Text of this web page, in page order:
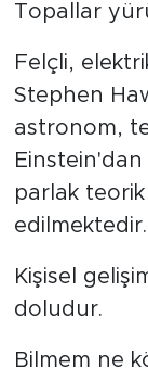
Topallar
Felçli,
Stephen
astronom,
parlak teorik
edilmektedir.
Kişisel
doludur.
Bilmem ne